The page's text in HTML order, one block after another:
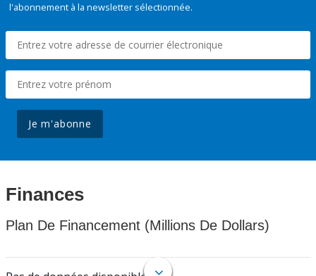
l'abonnement à la newsletter sélectionnée.
Je m'abonne
Finances
Plan De Financement (Millions De Dollars)